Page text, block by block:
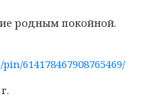
родным покойной.
614178467908765469/